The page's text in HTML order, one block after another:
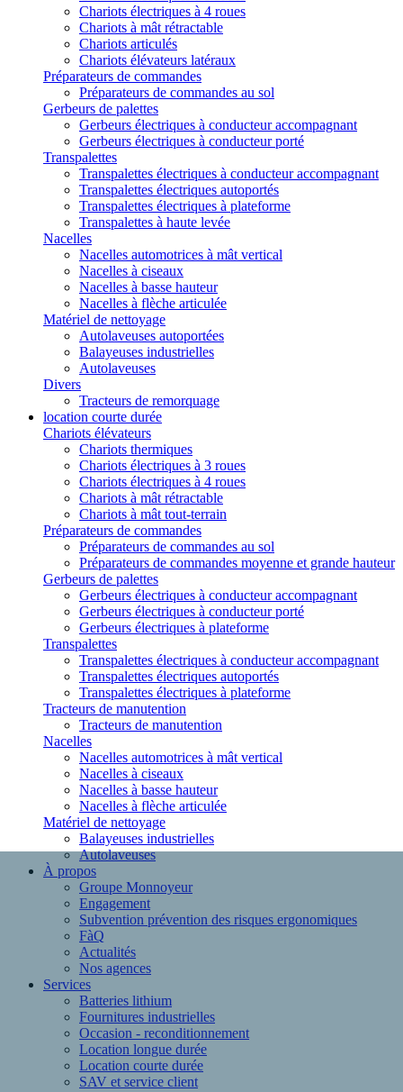
Chariots électriques à 4 roues
Chariots à mât rétractable
Chariots articulés
Chariots élévateurs latéraux
Préparateurs de commandes
Préparateurs de commandes au sol
Gerbeurs de palettes
Gerbeurs électriques à conducteur accompagnant
Gerbeurs électriques à conducteur porté
Transpalettes
Transpalettes électriques à conducteur accompagnant
Transpalettes électriques autoportés
Transpalettes électriques à plateforme
Transpalettes à haute levée
Nacelles
Nacelles automotrices à mât vertical
Nacelles à ciseaux
Nacelles à basse hauteur
Nacelles à flèche articulée
Matériel de nettoyage
Autolaveuses autoportées
Balayeuses industrielles
Autolaveuses
Divers
Tracteurs de remorquage
location courte durée
Chariots élévateurs
Chariots thermiques
Chariots électriques à 3 roues
Chariots électriques à 4 roues
Chariots à mât rétractable
Chariots à mât tout-terrain
Préparateurs de commandes
Préparateurs de commandes au sol
Préparateurs de commandes moyenne et grande hauteur
Gerbeurs de palettes
Gerbeurs électriques à conducteur accompagnant
Gerbeurs électriques à conducteur porté
Gerbeurs électriques à plateforme
Transpalettes
Transpalettes électriques à conducteur accompagnant
Transpalettes électriques autoportés
Transpalettes électriques à plateforme
Tracteurs de manutention
Tracteurs de manutention
Nacelles
Nacelles automotrices à mât vertical
Nacelles à ciseaux
Nacelles à basse hauteur
Nacelles à flèche articulée
Matériel de nettoyage
Balayeuses industrielles
Autolaveuses
À propos
Groupe Monnoyeur
Engagement
Subvention prévention des risques ergonomiques
FàQ
Actualités
Nos agences
Services
Batteries lithium
Fournitures industrielles
Occasion - reconditionnement
Location longue durée
Location courte durée
SAV et service client